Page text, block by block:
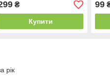
₴
Купити
99
рік